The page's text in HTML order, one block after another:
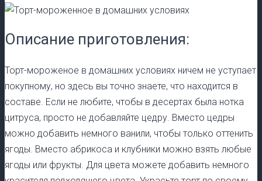
Описание приготовления:
Торт-мороженое в домашних условиях ничем не уступает
покупному, но здесь вы точно знаете, что находится в
составе. Если не любите, чтобы в десертах была нотка
цитруса, просто не добавляйте цедру. Вместо цедры
можно добавить немного ванили, чтобы только оттенить
ягоды. Вместо абрикоса и клубники можно взять любые
ягоды или фрукты. Для цвета можете добавить немного